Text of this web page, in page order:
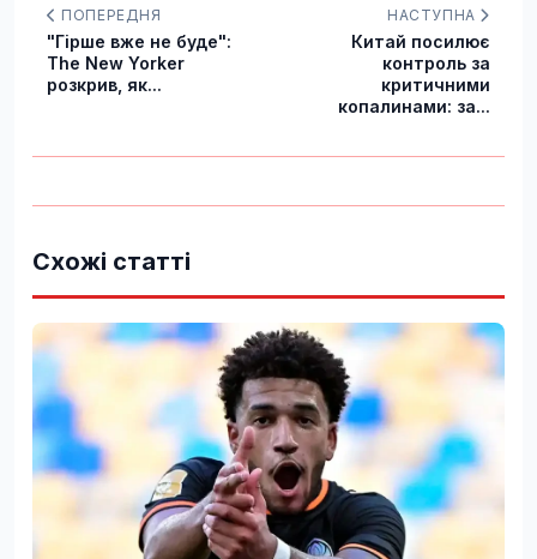
ПОПЕРЕДНЯ
"Гірше вже не буде":
The New Yorker
розкрив, як...
НАСТУПНА
Китай посилює
контроль за
критичними
копалинами: за...
Схожі статті